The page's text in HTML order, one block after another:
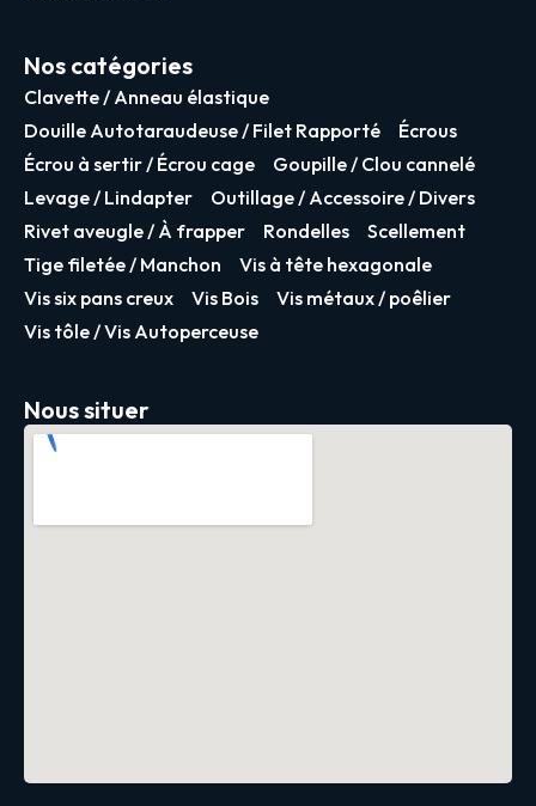
Nos catégories
Clavette / Anneau élastique
Douille Autotaraudeuse / Filet Rapporté
Écrous
Écrou à sertir / Écrou cage
Goupille / Clou cannelé
Levage / Lindapter
Outillage / Accessoire / Divers
Rivet aveugle / À frapper
Rondelles
Scellement
Tige filetée / Manchon
Vis à tête hexagonale
Vis six pans creux
Vis Bois
Vis métaux / poêlier
Vis tôle / Vis Autoperceuse
Nous situer